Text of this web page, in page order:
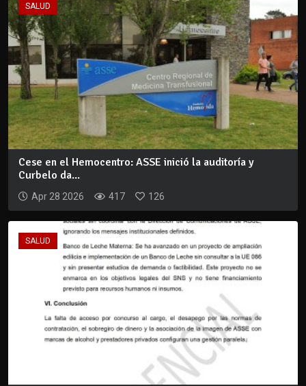
SALUD
Cese en el Hemocentro: ASSE inició la auditoría y
Curbelo da...
Apr 28 2026 417 126
SALUD